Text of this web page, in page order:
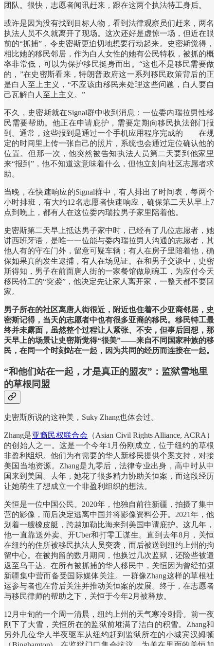
团队。很快，志愿者闻讯赶来，跟在这两个执法特工身后。
或许是因为没有找到目标人物，看到法律观察员们赶来，两名
执法人员不久就离开了现场。这次还好是虚惊一场，但近在眼
前的“抓捕”，令史密斯更迫切地想要行动起来。史密斯觉得，
相比她的移民邻居，作为白人女性的她有公民特权，被抓的概
率非常低，可以为保护移民挺身而出。“这也不是移民需要做
的，”在史密斯看来，特朗普政府这一系列移民政策背后的正
是白人至上主义，“不应该由移民来处理这些问题，白人要自
己瓦解白人至上主义。”
不久，史密斯就在Signal群中收到消息：一位委内瑞拉男性移
民需要帮助。他正在申请庇护，需要定期向移民执法部门报
到。通常，这些报到是通过一个手机应用程序完成的——在规
定的时间里上传一张自己的照片，系统也会通过定位确认他的
位置。但那一次，他突然被告知执法人员第二天要到他家里
来“报到”，他不知道这意味着什么，但他立刻向社区志愿者求
助。
当晚，在快速响应的Signal群中，有人排出了时间表，每两个
小时排班，有大约12名志愿者快速响应，确保第二天从早上7
点到晚上，都有人在这位委内瑞拉男子家里陪着他。
史密斯第二天早上抵达男子家中时，已经有了几位志愿者，她
讲西班牙语，是唯一一位能与委内瑞拉男人沟通的志愿者，其
他人有的守在门外，留意可疑车辆；有人在房子里陪着他，确
保如果真的发生逮捕，有人在场见证。在和男子交谈中，史密
斯得知，男子在前面唐人街的一家餐馆做刷碗工，为应付今天
移民特工的“突袭”，他决定先让家人离开家，一整天都不要回
家。
男子所在的社区离唐人街很近，附近也住着不少亚裔邻居，史
密斯记得，当天的志愿者中也有很多亚裔的移民。移民特工最
终并未露面，虽然整个过程让人紧张、不安，但事后回想，那
天早上的场景让史密斯觉得“很美”——来自不同国家种族的移
民，在同一个时刻站在一起，因为共同的经历而连接在一起。
“和他们站在一起，才是真正的盟友”：监狱雪地里
的草根同盟
史密斯所说的这种美，Suky Zhang也体会过。
Zhang是亚裔民权联合会 （Asian Civil Rights Alliance, ACRA）
的创始人之一。这是一个今年1月份刚成立，位于纽约的草根
非盈利组织。他们为有需要的华人新移民提供个案支持，对接
美国当地资源。Zhang是九零后，法律专业出身，高中时从中
国来到美国。去年，她花了很多精力协助关恒案，而这段经历
让她萌生了想成立一个非盈利组织的想法。
关恒是一位中国公民。2020年，他独自前往新疆，拍摄了集中
营的影像，而后决定逃离中国并将影像资料公开。2021年，他
划着一艘橡皮艇，跨越加勒比海来到美国申请庇护。这几年，
他一直靠送外卖、开Uber和打零工谋生。直到去年8月，关恒
在纽约的住所被移民执法人员突袭，而后被送到纽约上州的拘
留中心。在被拘留的数月期间，他换过几次监狱，还险些被遣
返至乌干达。在所有被抓捕的华人移民中，关恒因为曾经拍摄
新疆集中营而备受国际媒体关注。一群像Zhang这样的草根社
运参与者也在背后关注并推动关恒案的发展。终于，在志愿者
与移民律师的帮助之下，关恒于今年2月被释放。
12月中旬的一个周一清晨，纽约上州的天气寒冷刺骨。前一夜
刚下了大雪，关恒所在的监狱前堆满了洁白的积雪。Zhang和
另外几位华人半夜驱车从纽约赶到监狱所在的小城宾汉姆顿